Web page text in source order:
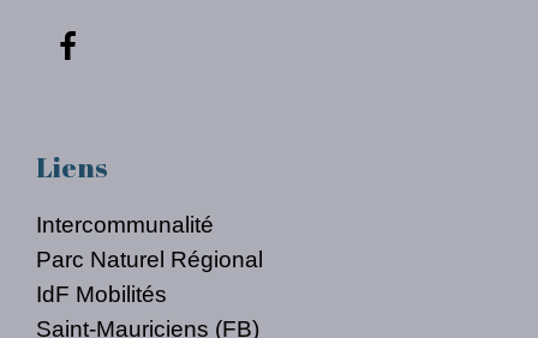
Liens
Intercommunalité
Parc Naturel Régional
IdF Mobilités
Saint-Mauriciens (FB)